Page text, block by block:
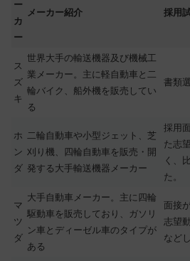
ー
カ
ー
メーカー紹介 採用
ス
ズ
キ
世界大手の輸送機器及び機械工
業メーカー。主に軽自動車と二
輪バイク、船外機を販売してい
る
書類
ホ
ン
ダ
二輪自動車や小型ジェット、芝
刈り機、四輪自動車を販売・開
発する大手輸送機器メーカー
採用
た志
く、
た。
マ
ツ
ダ
大手自動車メーカー。主に四輪
駆動車を販売しており、ガソリ
ン車とディーゼル車のタイプが
ある
面接
志望
など